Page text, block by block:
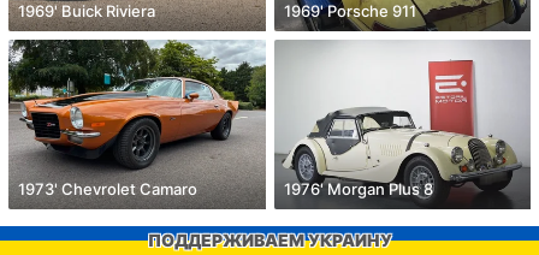
1969' Buick Riviera 1969' Porsche 911
1973' Chevrolet Camaro 1976' Morgan Plus 8
ПОДДЕРЖИВАЕМ УКРАИНУ